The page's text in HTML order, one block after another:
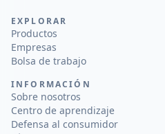
EXPLORAR
Productos
Empresas
Bolsa de trabajo
INFORMACIÓN
Sobre nosotros
Centro de aprendizaje
Defensa al consumidor